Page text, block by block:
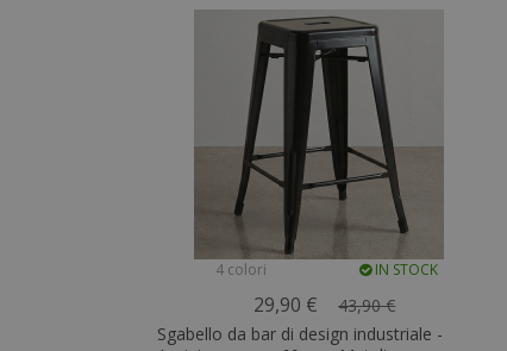
4 colori IN STOCK
29,90 €
43,90 €
Sgabello da bar di design industriale -